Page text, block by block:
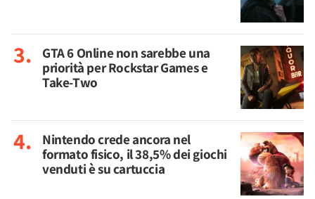
GTA 6 Online non sarebbe una
priorità per Rockstar Games e
Take-Two
Nintendo crede ancora nel
formato fisico, il 38,5% dei giochi
venduti è su cartuccia